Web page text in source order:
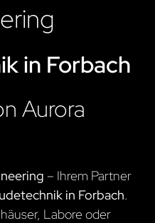
in Forbach
Aurora
– Ihrem Partner
in Forbach.
Labore oder